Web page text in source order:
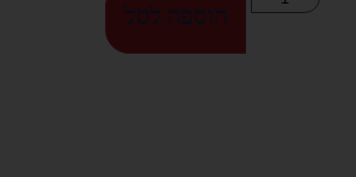
הוספה לסל